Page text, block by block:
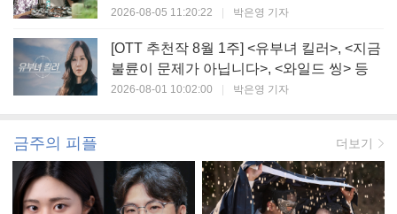
기>
2026-08-05 11:20:22 | 박은영 기자
[OTT 추천작 8월 1주] <유부녀 킬러>, <지금
불륜이 문제가 아닙니다>, <와일드 씽> 등
2026-08-01 10:02:00 | 박은영 기자
금주의 피플 더보기